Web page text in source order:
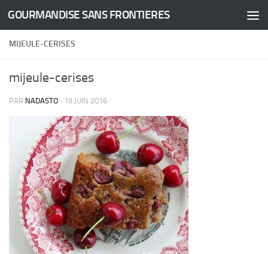
Skip to content
GOURMANDISE SANS FRONTIERES
MIJEULE-CERISES
mijeule-cerises
PAR NADASTO · 19 JUIN 2016